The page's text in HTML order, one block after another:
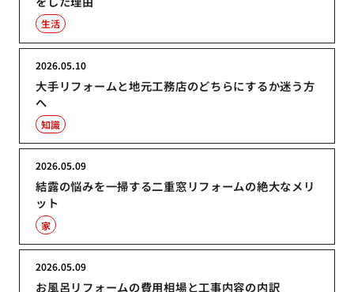
生活
大手リフォームと地元工務店のどちらにするか迷う方
へ
2026.05.10
知識
結露の悩みを一掃する二重窓リフォームの絶大なメリ
ット
2026.05.09
家
お風呂リフォームの費用相場と工事内容の内訳
2026.05.09